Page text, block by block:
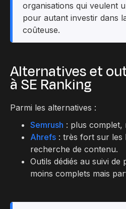
organisations qui veulent
pour autant investir dans
coûteuse.
Alternatives et
à SE Ranking
Parmi les alternatives :
Semrush : plus complet,
Ahrefs : très fort sur les
recherche de contenu.
Outils dédiés au suivi de
moins complets mais